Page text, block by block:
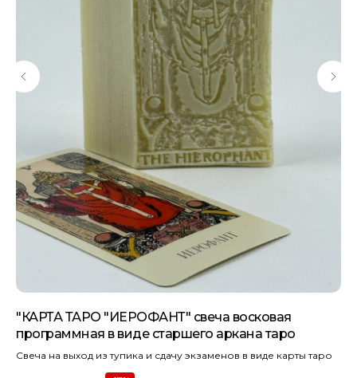
"КАРТА ТАРО "ИЕРОФАНТ" свеча восковая
программная в виде старшего аркана таро
Свеча на выход из тупика и сдачу экзаменов в виде карты таро